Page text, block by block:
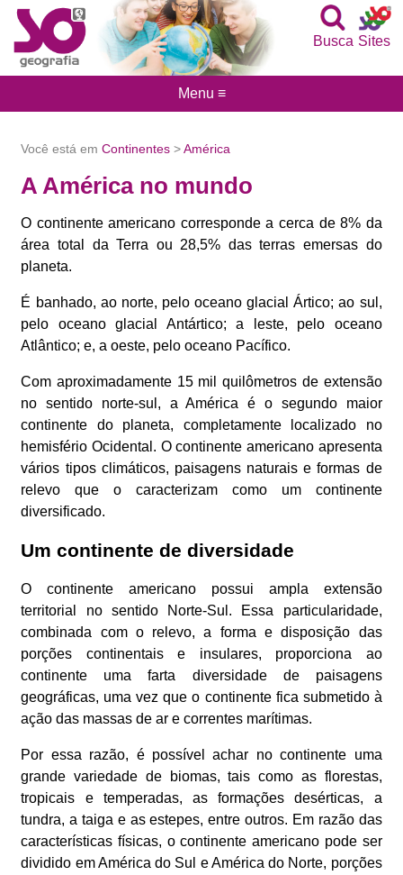
Sites
Busca
Você está emContinentes >América
A América no mundo
O continente americano corresponde a cerca de 8% da
área total da Terra ou 28,5% das terras emersas do
planeta.
É banhado, ao norte, pelo oceano glacial Ártico; ao sul,
pelo oceano glacial Antártico; a leste, pelo oceano
Atlântico; e, a oeste, pelo oceano Pacífico.
Com aproximadamente 15 mil quilômetros de extensão
no sentido norte-sul, a América é o segundo maior
continente do planeta, completamente localizado no
hemisfério Ocidental. O continente americano apresenta
vários tipos climáticos, paisagens naturais e formas de
relevo que o caracterizam como um continente
diversificado.
Um continente de diversidade
O continente americano possui ampla extensão
territorial no sentido Norte-Sul. Essa particularidade,
combinada com o relevo, a forma e disposição das
porções continentais e insulares, proporciona ao
continente uma farta diversidade de paisagens
geográficas, uma vez que o continente fica submetido à
ação das massas de ar e correntes marítimas.
Por essa razão, é possível achar no continente uma
grande variedade de biomas, tais como as florestas,
tropicais e temperadas, as formações desérticas, a
tundra, a taiga e as estepes, entre outros. Em razão das
características físicas, o continente americano pode ser
dividido em América do Sul e América do Norte, porções